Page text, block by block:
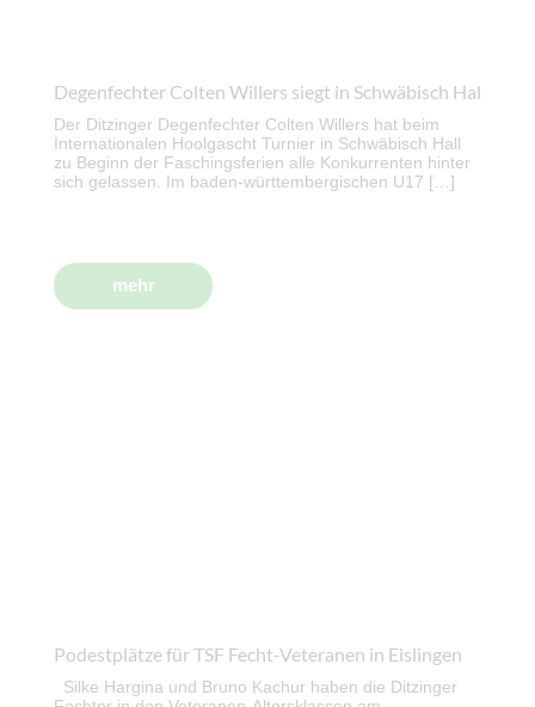
Degenfechter Colten Willers siegt in Schwäbisch Hal
Der Ditzinger Degenfechter Colten Willers hat beim
Internationalen Hoolgascht Turnier in Schwäbisch Hall
zu Beginn der Faschingsferien alle Konkurrenten hinter
sich gelassen. Im baden-württembergischen U17 […]
mehr
Podestplätze für TSF Fecht-Veteranen in Eislingen
Silke Hargina und Bruno Kachur haben die Ditzinger